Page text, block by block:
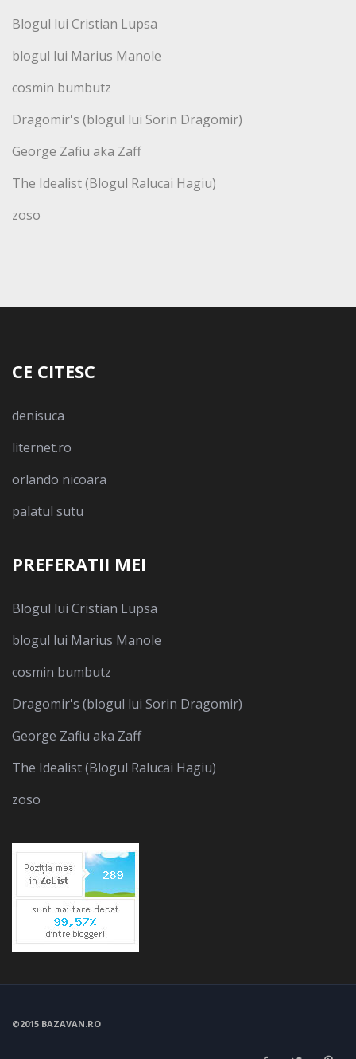
Blogul lui Cristian Lupsa
blogul lui Marius Manole
cosmin bumbutz
Dragomir's (blogul lui Sorin Dragomir)
George Zafiu aka Zaff
The Idealist (Blogul Ralucai Hagiu)
zoso
CE CITESC
denisuca
liternet.ro
orlando nicoara
palatul sutu
PREFERATII MEI
Blogul lui Cristian Lupsa
blogul lui Marius Manole
cosmin bumbutz
Dragomir's (blogul lui Sorin Dragomir)
George Zafiu aka Zaff
The Idealist (Blogul Ralucai Hagiu)
zoso
©2015 BAZAVAN.RO